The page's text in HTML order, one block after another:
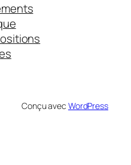
Conçu avec WordPress